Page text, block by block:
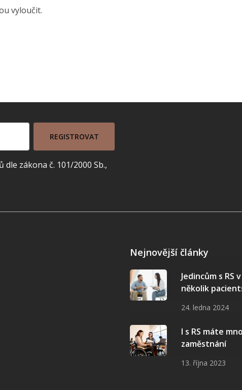
vyloučit.
REGISTROVAT
zákona č. 101/2000 Sb.,
Nejnovější články
Jedincům s RS
několik
24. ledna 2024
I s RS máte
zaměstnání
13. října 2023